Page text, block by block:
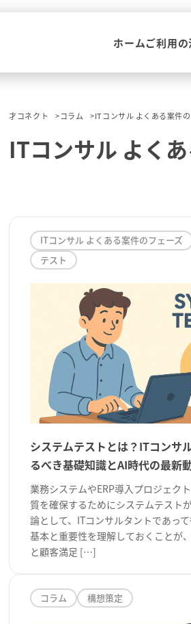
ホームご利用
才コネクト コラム ITコンサル よくある案件
ITコンサル よく
ITコンサル よくある案件のフェーズ
テスト
システムテストとは？ITコンサ
るべき基礎知識とAI時代の最新
業務システムやERP導入プロジェク
質を確保するためにシステムテスト
論として、ITコンサルタントであっ
基本と重要性を理解しておくことが
と顧客満足 […]
コラム 構想策定